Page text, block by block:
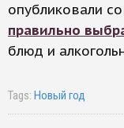
опубликовали
правильно
блюд и
Tags: Новый год